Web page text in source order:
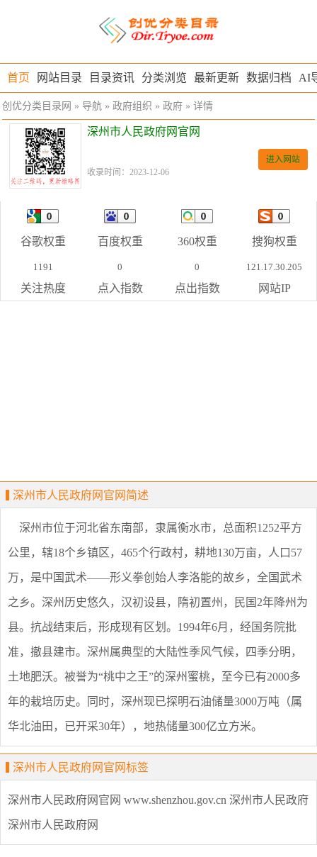
首页 网站目录 目录资讯 分类浏览 最新更新 数据归档 AI
创优分类目录网 » 导航 » 政府组织 » 政府 » 详情
深州市人民政府网官网
收录时间：2023-12-06
进入网站
谷歌权重 百度权重 360权重 搜狗权重
1191
关注热度
0
点入指数
0
点出指数
121.17.30.205
网站IP
深州市人民政府网官网简述
深州市位于河北省东南部，隶属衡水市，总面积1252平方
公里，辖18个乡镇区，465个行政村，耕地130万亩，人口57
万，是中国武术——形义拳创始人李洛能的故乡，全国武术
之乡。深州历史悠久，汉初设县，隋初置州，民国2年降州为
县。抗战结束后，形成现有区划。1994年6月，经国务院批
准，撤县建市。深州属典型的大陆性季风气候，四季分明，
土地肥沃。被誉为“桃中之王”的深州蜜桃，至今已有2000多
年的栽培历史。同时，深州现已探明石油储量3000万吨（属
华北油田，已开采30年），地热储量300亿立方米。
深州市人民政府网官网标签
深州市人民政府网官网 www.shenzhou.gov.cn 深州市人民政府
深州市人民政府网